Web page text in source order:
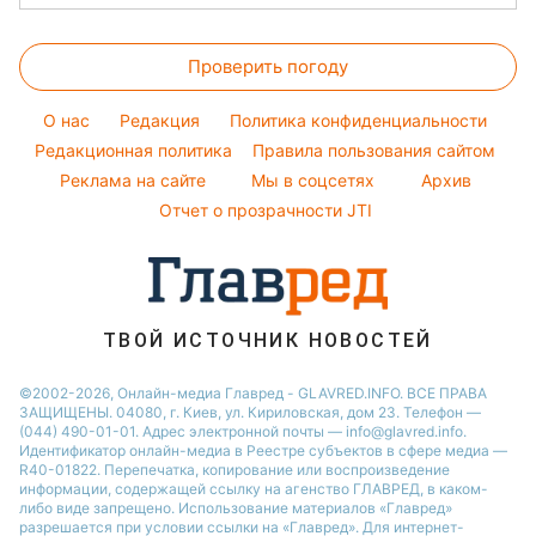
Новости Черкассы
Новости Житомира
Новости Ровно
Новости Одессы
Новости Запорожья
Народные приметы
Все о шоу-бизнесе
Окрашивание волос
Красивый маникюр
Модные ошибки
Новости моды
Советы от Андре Тана
Комнатные растения
Все о сале
Уборка
Авто
Проверить погоду
O нас Редакция
Политика конфиденциальности
Редакционная политика
Правила пользования сайтом
Реклама на сайте
Мы в соцсетях
Архив
Отчет о прозрачности JTI
ТВОЙ ИСТОЧНИК НОВОСТЕЙ
©2002-2026, Онлайн-медиа Главред - GLAVRED.INFO. ВСЕ ПРАВА
ЗАЩИЩЕНЫ. 04080, г. Киев, ул. Кириловская, дом 23. Телефон —
(044) 490-01-01. Адрес электронной почты — info@glavred.info.
Идентификатор онлайн-медиа в Реестре cубъектов в сфере медиа —
R40-01822. Перепечатка, копирование или воспроизведение
информации, содержащей ссылку на агенство ГЛАВРЕД, в каком-
либо виде запрещено. Использование материалов «Главред»
разрешается при условии ссылки на «Главред». Для интернет-